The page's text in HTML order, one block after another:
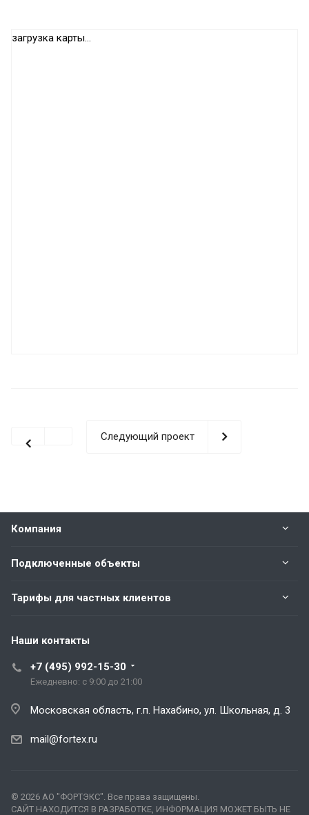
загрузка карты...
Следующий проект
Компания
Подключенные объекты
Тарифы для частных клиентов
Наши контакты
+7 (495) 992-15-30
Ежедневно: с 9:00 до 21:00
Московская область, г.п. Нахабино, ул. Школьная, д. 3
mail@fortex.ru
© 2026 АО "ФОРТЭКС". Все права защищены.
САЙТ НАХОДИТСЯ В РАЗРАБОТКЕ, ИНФОРМАЦИЯ МОЖЕТ БЫТЬ НЕ